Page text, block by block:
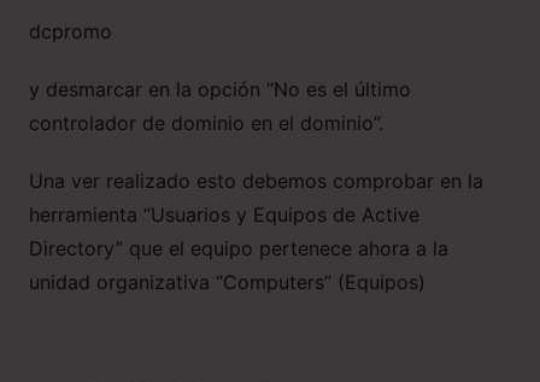
dcpromo
y desmarcar en la opción “No es el último
controlador de dominio en el dominio”.
Una ver realizado esto debemos comprobar en la
herramienta “Usuarios y Equipos de Active
Directory” que el equipo pertenece ahora a la
unidad organizativa “Computers” (Equipos)